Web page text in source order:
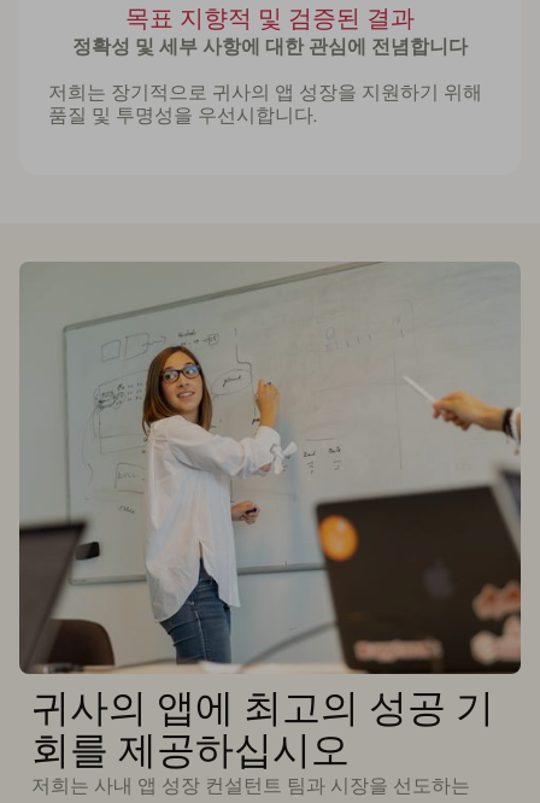
목표 지향적 및 검증된 결과
정확성 및 세부 사항에 대한 관심에 전념합니다
저희는 장기적으로 귀사의 앱 성장을 지원하기 위해
품질 및 투명성을 우선시합니다.
귀사의 앱에 최고의 성공 기
회를 제공하십시오
저희는 사내 앱 성장 컨설턴트 팀과 시장을 선도하는